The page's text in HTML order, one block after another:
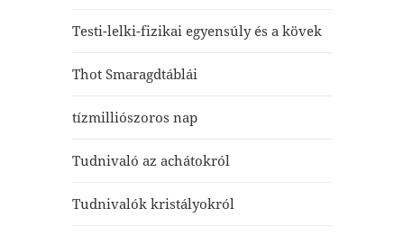
Testi-lelki-fizikai egyensúly és a kövek
Thot Smaragdtáblái
tízmilliószoros nap
Tudnivaló az achátokról
Tudnivalók kristályokról